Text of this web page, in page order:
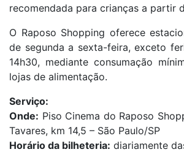
recomendada para crianças a partir
O Raposo Shopping oferece
de segunda a sexta-feira, exceto
14h30, mediante consumação
lojas de alimentação.
Serviço:
Onde: Piso Cinema do Raposo
Tavares, km 14,5 – São Paulo/SP
Horário da bilheteria: diariamente